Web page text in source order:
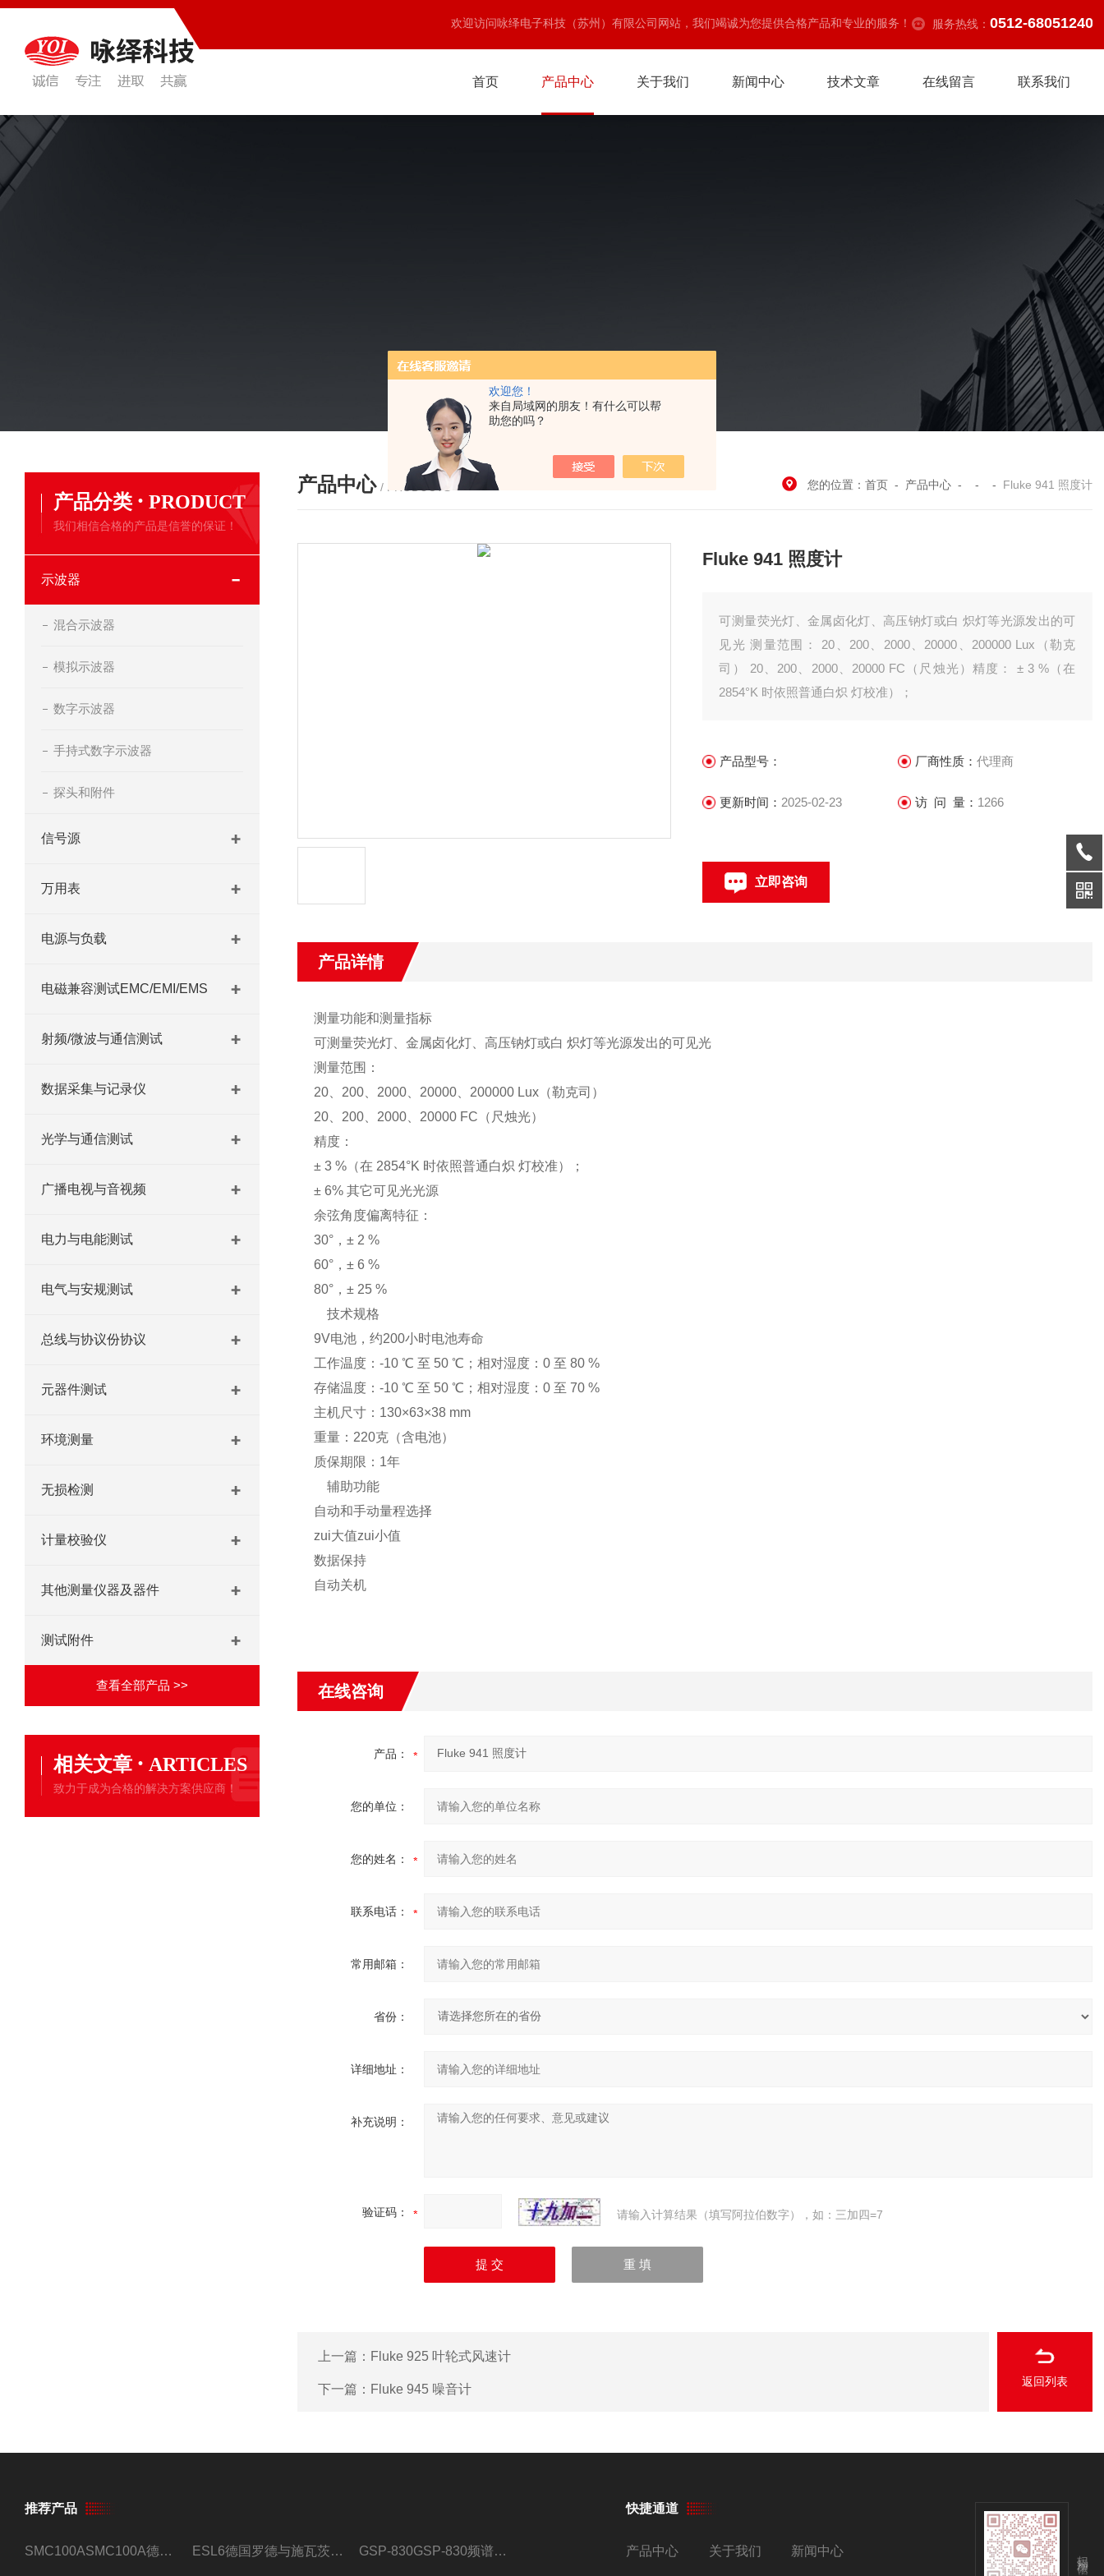
欢迎您！
来自局域网的朋友！有什么可以帮
助您的吗？
欢迎访问咏绎电子科技（苏州）有限公司网站，我们竭诚为您提供合格产品和专业的服务！ 服务热线： 0512-68051240
首页 产品中心 关于我们 新闻中心 技术文章 在线留言 联系我们
产品分类 · PRODUCT
我们相信合格的产品是信誉的保证！
示波器
混合示波器
模拟示波器
数字示波器
手持式数字示波器
探头和附件
信号源
万用表
电源与负载
电磁兼容测试EMC/EMI/EMS
射频/微波与通信测试
数据采集与记录仪
光学与通信测试
广播电视与音视频
电力与电能测试
电气与安规测试
总线与协议份协议
元器件测试
环境测量
无损检测
计量校验仪
其他测量仪器及器件
测试附件
查看全部产品 >>
相关文章 · ARTICLES
致力于成为合格的解决方案供应商！
产品中心 / PRODUCTS 您的位置： 首页 - 产品中心 - - - Fluke 941 照度计
Fluke 941 照度计
可测量荧光灯、金属卤化灯、高压钠灯或白 炽灯等光源发出的可
见光 测量范围： 20、200、2000、20000、200000 Lux（勒克
司） 20、200、2000、20000 FC（尺烛光）精度： ± 3 %（在
2854°K 时依照普通白炽 灯校准）；
产品型号： 厂商性质： 代理商
更新时间： 2025-02-23 访 问 量： 1266
立即咨询
产品详情
测量功能和测量指标
可测量荧光灯、金属卤化灯、高压钠灯或白 炽灯等光源发出的可见光
测量范围：
20、200、2000、20000、200000 Lux（勒克司）
20、200、2000、20000 FC（尺烛光）
精度：
± 3 %（在 2854°K 时依照普通白炽 灯校准）；
± 6% 其它可见光光源
余弦角度偏离特征：
30°，± 2 %
60°，± 6 %
80°，± 25 %
技术规格
9V电池，约200小时电池寿命
工作温度：-10 ℃ 至 50 ℃；相对湿度：0 至 80 %
存储温度：-10 ℃ 至 50 ℃；相对湿度：0 至 70 %
主机尺寸：130×63×38 mm
重量：220克（含电池）
质保期限：1年
辅助功能
自动和手动量程选择
zui大值zui小值
数据保持
自动关机
在线咨询
产品：
您的单位：
您的姓名：
联系电话：
常用邮箱：
省份：
详细地址：
补充说明：
验证码： 请输入计算结果（填写阿拉伯数字），如：三加四=7
上一篇： Fluke 925 叶轮式风速计
下一篇： Fluke 945 噪音计
返回列表
推荐产品
SMC100ASMC100A德国罗德与施瓦茨射频信号源 ESL6德国罗德与施瓦茨预认证EMI接收机 GSP-830GSP-830频谱分析仪
快捷通道
产品中心 关于我们 新闻中心